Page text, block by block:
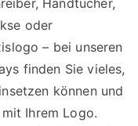
Handtücher,
oder
– bei unseren
finden Sie vieles,
können und
Ihrem Logo.